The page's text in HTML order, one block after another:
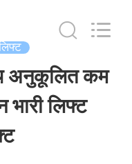
अनुकूलित कम
लिफ्ट